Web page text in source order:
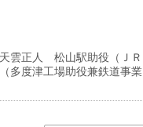
雲正人 松山駅助役（ＪＲ
多度津工場助役兼鉄道事業